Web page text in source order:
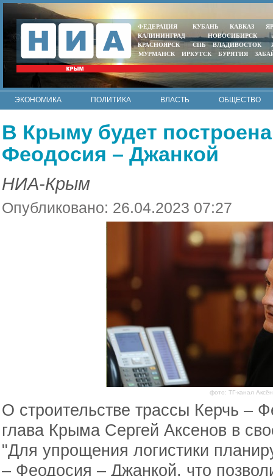
ФЕДЕРАЦИЯ КУБАНЬ КАВКАЗ
КАЛИНИНГРАД
НОВОСИБИРСК
КРАСНОЯРСК
СПБ ВЛАДИВОСТОК
МУРМАНСК
ИРКУТСК БУРЯТИЯ
ЭКОНОМИКА ПОЛИТИКА ВЛАСТЬ
ОБЩЕСТВО
В Крыму будет
Феодосия – Джанкой
НИА-Крым
Опубликовано: 26.04.2023 07:27
фото: ТГ-канал
О строительстве трассы Керчь –
глава Крыма Сергей Аксенов в
"Для упрощения логистики
– Феодосия – Джанкой, что